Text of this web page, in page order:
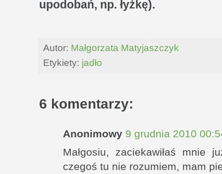
upodobań, np. łyżkę).
Autor: Małgorzata Matyjaszczyk
Etykiety: jadło
6 komentarzy:
Anonimowy 9 grudnia 2010
Małgosiu, zaciekawiłaś mnie
czegoś tu nie rozumiem, mam